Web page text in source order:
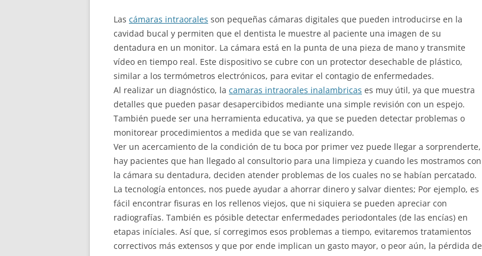
Las cámaras intraorales son pequeñas cámaras digitales que pueden introducirse en la
cavidad bucal y permiten que el dentista le muestre al paciente una imagen de su
dentadura en un monitor. La cámara está en la punta de una pieza de mano y transmite
vídeo en tiempo real. Este dispositivo se cubre con un protector desechable de plástico,
similar a los termómetros electrónicos, para evitar el contagio de enfermedades.
Al realizar un diagnóstico, la camaras intraorales inalambricas es muy útil, ya que muestra
detalles que pueden pasar desapercibidos mediante una simple revisión con un espejo.
También puede ser una herramienta educativa, ya que se pueden detectar problemas o
monitorear procedimientos a medida que se van realizando.
Ver un acercamiento de la condición de tu boca por primer vez puede llegar a sorprenderte,
hay pacientes que han llegado al consultorio para una limpieza y cuando les mostramos con
la cámara su dentadura, deciden atender problemas de los cuales no se habían percatado.
La tecnología entonces, nos puede ayudar a ahorrar dinero y salvar dientes; Por ejemplo, es
fácil encontrar fisuras en los rellenos viejos, que ni siquiera se pueden apreciar con
radiografías. También es pósible detectar enfermedades periodontales (de las encías) en
etapas iníciales. Así que, sí corregimos esos problemas a tiempo, evitaremos tratamientos
correctivos más extensos y que por ende implican un gasto mayor, o peor aún, la pérdida de